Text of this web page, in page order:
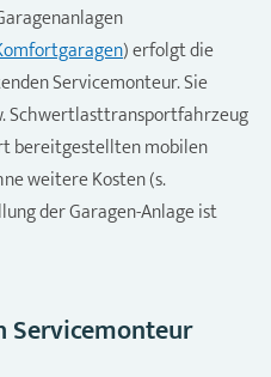
) erfolgt die
Servicemonteur. Sie
Schwertlasttransportfahrzeug
bereitgestellten mobilen
weitere Kosten (s.
der Garagen-Anlage ist
Servicemonteur